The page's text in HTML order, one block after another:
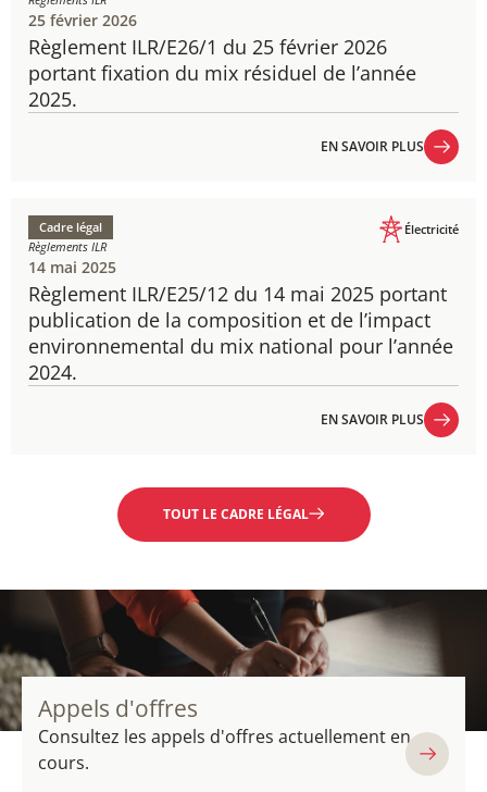
Règlement ILR/E26/1 du 25 février 2026
portant fixation du mix résiduel de l’année
2025.
25 février 2026
EN SAVOIR PLUS
Règlement ILR/E25/12 du 14 mai 2025 portant
publication de la composition et de l’impact
environnemental du mix national pour l’année
2024.
Cadre légal
Règlements ILR
Électricité
14 mai 2025
EN SAVOIR PLUS
TOUT LE CADRE LÉGAL
Appels d'offres
Consultez les appels d'offres actuellement en
cours.